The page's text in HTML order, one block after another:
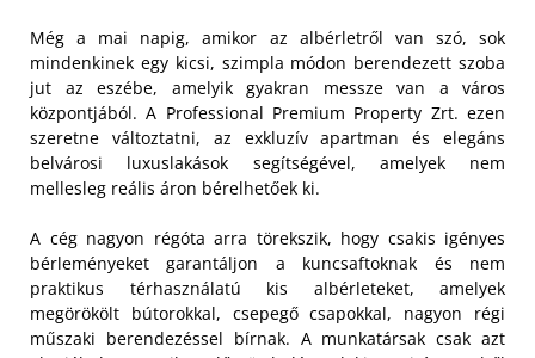
Még a mai napig, amikor az albérletről van szó, sok
mindenkinek egy kicsi, szimpla módon berendezett szoba
jut az eszébe, amelyik gyakran messze van a város
központjából. A Professional Premium Property Zrt. ezen
szeretne változtatni, az exkluzív apartman és elegáns
belvárosi luxuslakások segítségével, amelyek nem
mellesleg reális áron bérelhetőek ki.
A cég nagyon régóta arra törekszik, hogy csakis igényes
bérleményeket garantáljon a kuncsaftoknak és nem
praktikus térhasználatú kis albérleteket, amelyek
megörökölt bútorokkal, csepegő csapokkal, nagyon régi
műszaki berendezéssel bírnak. A munkatársak csak azt